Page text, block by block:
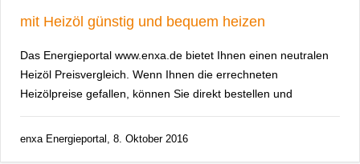
mit Heizöl günstig und bequem heizen
Das Energieportal www.enxa.de bietet Ihnen einen neutralen
Heizöl Preisvergleich. Wenn Ihnen die errechneten
Heizölpreise gefallen, können Sie direkt bestellen und
enxa Energieportal, 8. Oktober 2016